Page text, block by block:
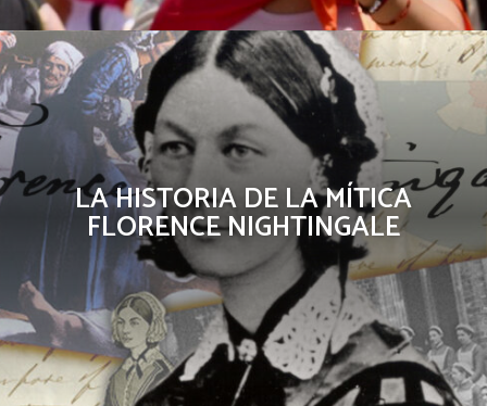
LA HISTORIA DE LA MÍTICA
FLORENCE NIGHTINGALE